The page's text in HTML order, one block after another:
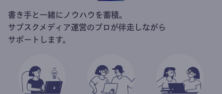
書き手と一緒にノウハウを蓄積。
サブスクメディア運営のプロが伴走しながら
サポートします。